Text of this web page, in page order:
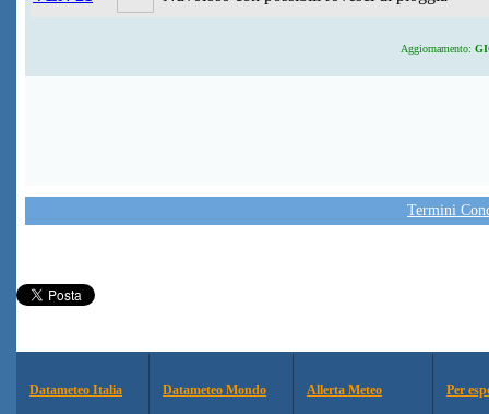
Aggiornamento:
Termini
Datameteo Italia Datameteo Mondo Allerta Meteo Per